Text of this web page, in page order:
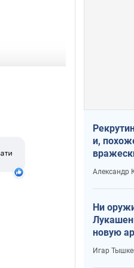
и,
Александр
Ни
новую
Игар